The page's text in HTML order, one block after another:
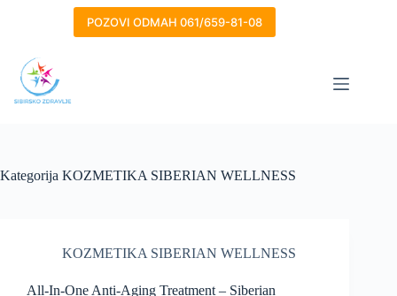
POZOVI ODMAH 061/659-81-08
Kategorija KOZMETIKA SIBERIAN WELLNESS
KOZMETIKA SIBERIAN WELLNESS
All-In-One Anti-Aging Treatment – Siberian